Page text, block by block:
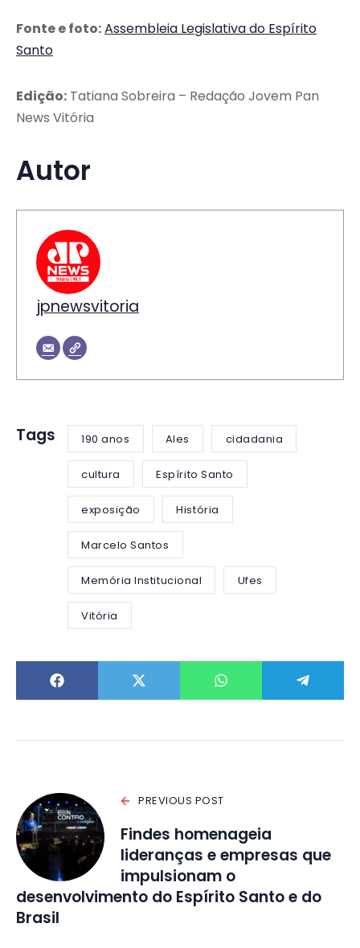
Fonte e foto:Assembleia Legislativa do Espírito
Santo
Edição: Tatiana Sobreira – Redação Jovem Pan
News Vitória
Autor
jpnewsvitoria
Tags 190 anos Ales cidadania
cultura Espírito Santo
exposição História
Marcelo Santos
Memória Institucional Ufes
Vitória
PREVIOUS POST
Findes homenageia
lideranças e empresas que
impulsionam o
desenvolvimento do Espírito Santo e do
Brasil